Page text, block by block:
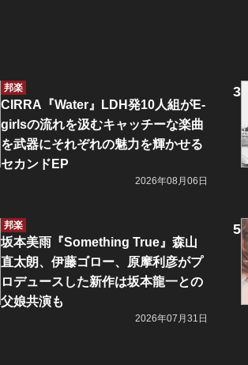
邦楽
CIRRA『Water』LDH発10人組がE-
girlsの流れを汲むキャッチーな楽曲
を武器にそれぞれの魅力を輝かせる
セカンドEP
2026年08月06日
邦楽
坂本美雨『Something True』森山
直太朗、伊藤ゴロー、原摩利彦がプ
ロデュースした新作は坂本龍一との
父娘共演も
2026年07月31日